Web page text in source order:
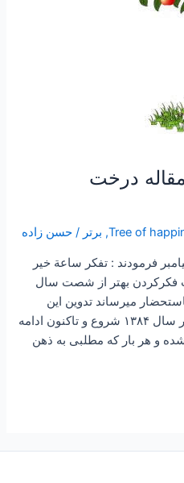
تفکر ۱ ” مقاله درخت
, برتر /حسن زاده
فرمودند : تفكر ساعة خير
بهتر از شصت سال
میرساند تدوین این
مقاله که تقدیم عزیزان گردیده در سال ۱۳۸۴ شروع و تاکنون ادامه
و هر بار که مطلبی به ذهن